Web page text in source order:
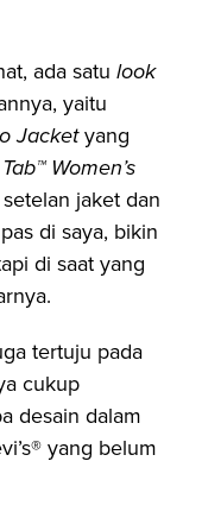
ada satu look
yaitu
Jacketyang
Women’s
jaket dan
di saya, bikin
di saat yang
tertuju pada
cukup
desain dalam
yang belum